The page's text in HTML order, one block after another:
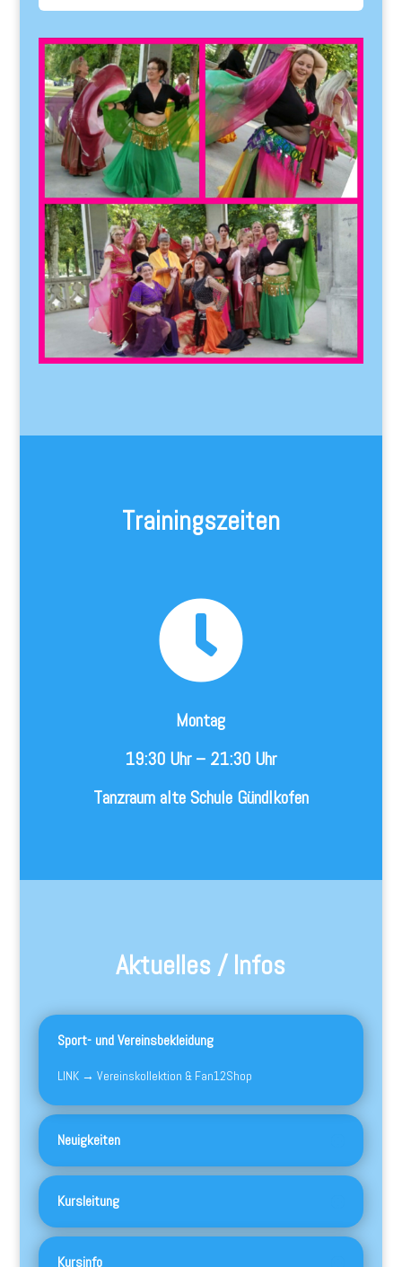
Trainingszeiten

Montag
19:30 Uhr – 21:30 Uhr
Tanzraum alte Schule Gündlkofen
Aktuelles / Infos
Sport- und Vereinsbekleidung
LINK → Vereinskollektion & Fan12Shop
Neuigkeiten
Kursleitung
Kursinfo